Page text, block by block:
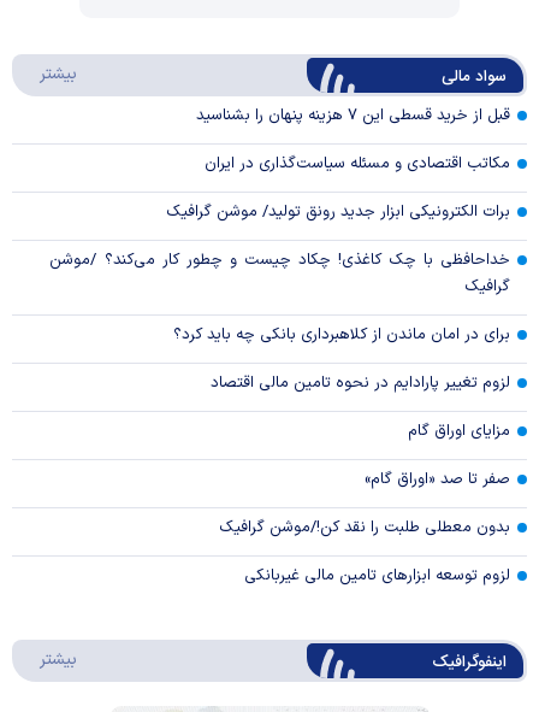
Video
سواد مالی بیشتر
قبل از خرید قسطی این ۷ هزینه پنهان را بشناسید
مکاتب اقتصادی و مسئله سیاست‌گذاری در ایران
برات الکترونیکی ابزار جدید رونق تولید/ موشن گرافیک
خداحافظی با چک کاغذی! چکاد چیست و چطور کار می‌کند؟ /موشن
گرافیک
برای در امان ماندن از کلاهبرداری بانکی چه باید کرد؟
لزوم تغییر پارادایم در نحوه تامین مالی اقتصاد
مزایای اوراق گام
صفر تا صد «اوراق گام»
بدون معطلی طلبت را نقد کن!/موشن گرافیک
لزوم توسعه ابزارهای تامین مالی غیربانکی
اینفوگرافیک بیشتر